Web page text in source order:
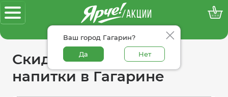
/АКЦИИ
Ваш город Гагарин?
Да Нет
100% достоверные акции
Скидки в категории
напитки в Гагарине